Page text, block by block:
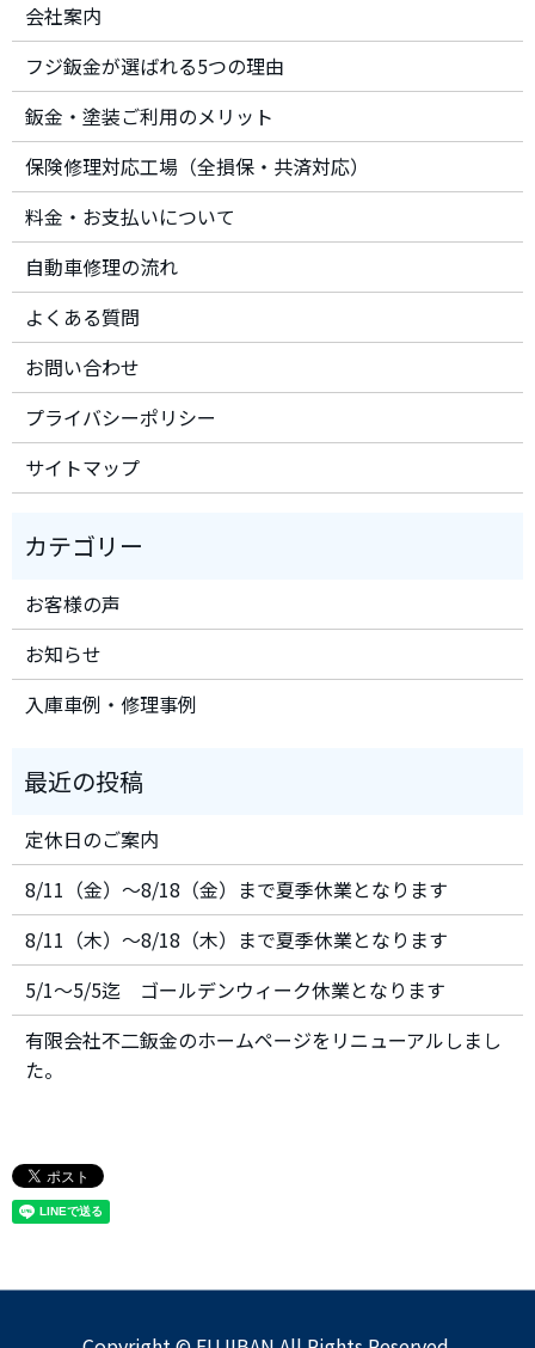
会社案内
フジ鈑金が選ばれる5つの理由
鈑金・塗装ご利用のメリット
保険修理対応工場（全損保・共済対応）
料金・お支払いについて
自動車修理の流れ
よくある質問
お問い合わせ
プライバシーポリシー
サイトマップ
お客様の声
お知らせ
入庫車例・修理事例
定休日のご案内
8/11（金）～8/18（金）まで夏季休業となります
8/11（木）～8/18（木）まで夏季休業となります
5/1～5/5迄 ゴールデンウィーク休業となります
有限会社不二鈑金のホームページをリニューアルしまし
た。